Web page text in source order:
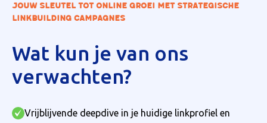
JOUW SLEUTEL TOT ONLINE GROEI MET STRATEGISCHE
LINKBUILDING CAMPAGNES
Wat kun je van ons
verwachten?
Vrijblijvende deepdive in je huidige linkprofiel en